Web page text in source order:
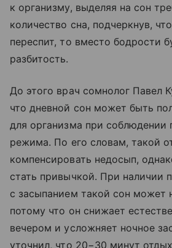
к организму, выделяя на сон
количество сна, подчеркнув,
переспит, то вместо бодрости
разбитость.
До этого врач сомнолог Павел
что дневной сон может быть
для организма при соблюдении
режима. По его словам, такой
компенсировать недосып,
стать привычкой. При наличии
с засыпанием такой сон может
потому что он снижает
вечером и усложняет ночное
уточнил, что 20−30 минут